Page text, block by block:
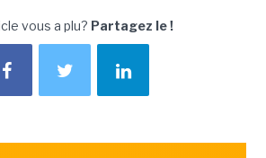
vous a plu? Partagez le !